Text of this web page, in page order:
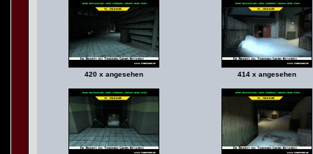
420 x angesehen 414 x angesehen